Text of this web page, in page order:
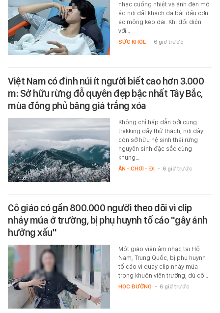
nhạc cuồng nhiệt và ánh đèn mờ
ảo nơi đất khách đã bắt đầu cơn
ác mộng kéo dài. Khi đối diện
với…
SỨC KHỎE - 6 giờ trước
Việt Nam có đỉnh núi ít người biết cao hơn 3.000
m: Sở hữu rừng đỗ quyên đẹp bậc nhất Tây Bắc,
mùa đông phủ băng giá trắng xóa
Không chỉ hấp dẫn bởi cung
trekking đầy thử thách, nơi đây
còn sở hữu hệ sinh thái rừng
nguyên sinh đặc sắc cùng
khung…
ĂN - CHƠI - ĐI - 6 giờ trước
Cô giáo có gần 800.000 người theo dõi vì clip
nhảy múa ở trường, bị phụ huynh tố cáo "gây ảnh
hưởng xấu"
Một giáo viên âm nhạc tại Hồ
Nam, Trung Quốc, bị phụ huynh
tố cáo vì quay clip nhảy múa
trong khuôn viên trường, dù cô…
HỌC ĐƯỜNG - 6 giờ trước